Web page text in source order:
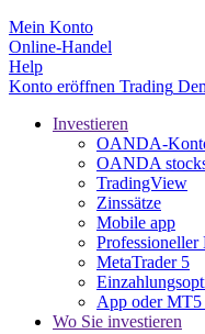
Mein Konto
Online-Handel
Help
Konto eröffnen Trading
Investieren
OANDA-
OANDA
TradingView
Zinssätze
Mobile app
Professioneller
MetaTrader 5
App oder MT5
Wo Sie investieren